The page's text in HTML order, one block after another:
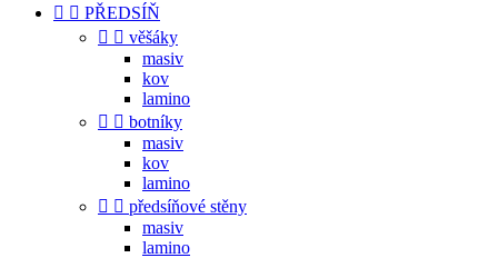
  PŘEDSÍŇ
  věšáky
masiv
kov
lamino
  botníky
masiv
kov
lamino
  předsíňové stěny
masiv
lamino